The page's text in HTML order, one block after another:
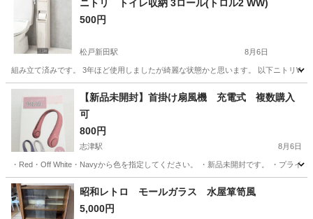
ニトリ トイレ収納 3ロール(トロル2 WW)
500円
松戸新田駅 8月6日
組み立て済みです。 3年ほど使用しましたが綺麗な状態かと思います。 以下ニト
千葉 松戸市 松戸新田駅 収納家具
【新品未開封】首掛け扇風機 充電式 複数購入
可
800円
志津駅 8月6日
・Red・Off White・Navyから色を指定してください。 ・新品未開封です。 ・プライ
千葉 佐倉市 志津駅
昭和レトロ モールガラス 水屋箪笥風
5,000円